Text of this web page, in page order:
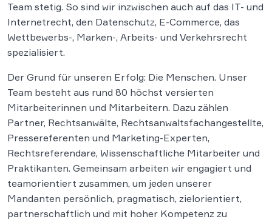
Team stetig. So sind wir inzwischen auch auf das IT- und
Internetrecht, den Datenschutz, E-Commerce, das
Wettbewerbs-, Marken-, Arbeits- und Verkehrsrecht
spezialisiert.
Der Grund für unseren Erfolg: Die Menschen. Unser
Team besteht aus rund 80 höchst versierten
Mitarbeiterinnen und Mitarbeitern. Dazu zählen
Partner, Rechtsanwälte, Rechtsanwaltsfachangestellte,
Pressereferenten und Marketing-Experten,
Rechtsreferendare, Wissenschaftliche Mitarbeiter und
Praktikanten. Gemeinsam arbeiten wir engagiert und
teamorientiert zusammen, um jeden unserer
Mandanten persönlich, pragmatisch, zielorientiert,
partnerschaftlich und mit hoher Kompetenz zu